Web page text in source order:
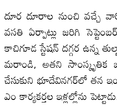
దూర దూరాల నుంచి వచ్చే
వసతి ఏర్పాట్లు జరిగి
కాచిగూడ స్టేషన్‌ దగ్గర ఉన్న
మరాండి, అతని సాంస్కృతిక
చేసుకుని భూదేవినగర్‌లో తన
ఎం కార్యకర్తల ఇళ్లల్లోను